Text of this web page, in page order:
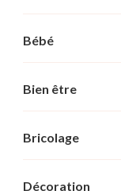
Bébé
Bien être
Bricolage
Décoration